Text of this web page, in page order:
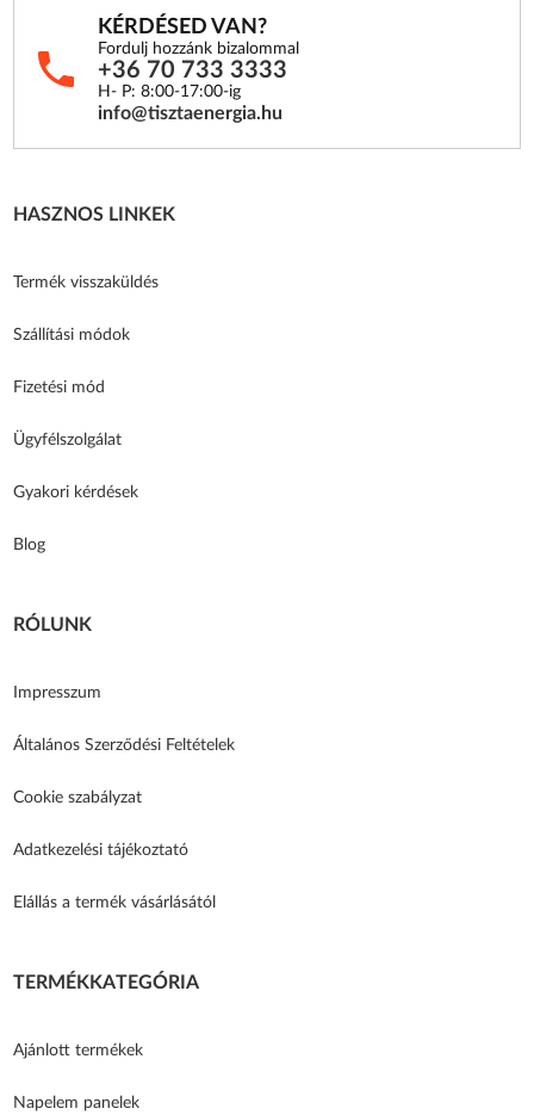
KÉRDÉSED VAN?
Fordulj hozzánk bizalommal
+36 70 733 3333
H- P: 8:00-17:00-ig
info@tisztaenergia.hu
HASZNOS LINKEK
Termék visszaküldés
Szállítási módok
Fizetési mód
Ügyfélszolgálat
Gyakori kérdések
Blog
RÓLUNK
Impresszum
Általános Szerződési Feltételek
Cookie szabályzat
Adatkezelési tájékoztató
Elállás a termék vásárlásától
TERMÉKKATEGÓRIA
Ajánlott termékek
Napelem panelek